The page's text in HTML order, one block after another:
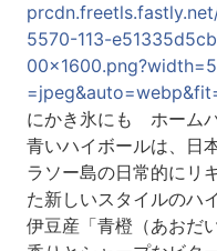
5570-113-
にかき氷にも ホーム
青いハイボールは、日
ラソー島の日常的にリ
た新しいスタイルのハ
伊豆産「青橙（あおだ